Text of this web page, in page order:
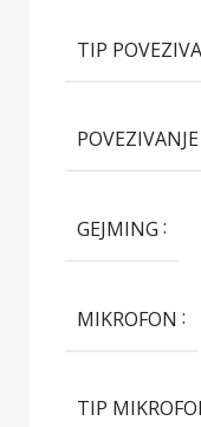
TIP
POVEZIVANJE
GEJMING
MIKROFON
TIP